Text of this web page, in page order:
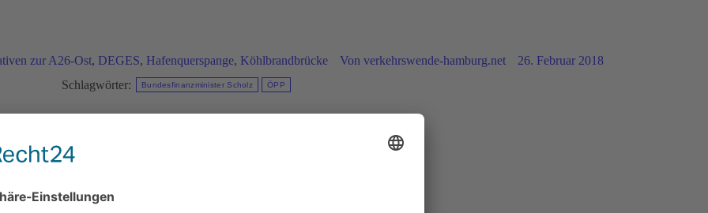
zur A26-Ost, DEGES, Hafenquerspange, Köhlbrandbrücke Von verkehrswende-hamburg.net
26. Februar 2018
Schlagwörter:
Bundesfinanzminister Scholz ÖPP
with